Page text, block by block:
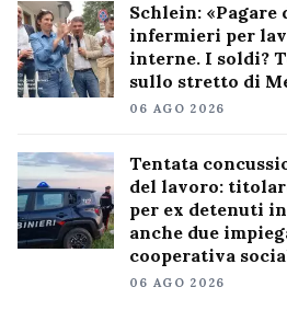
Schlein: «Pagare
infermieri per
interne. I soldi?
sullo stretto di
06 AGO 2026
Tentata
del lavoro:
per ex detenuti
anche due
cooperativa
06 AGO 2026